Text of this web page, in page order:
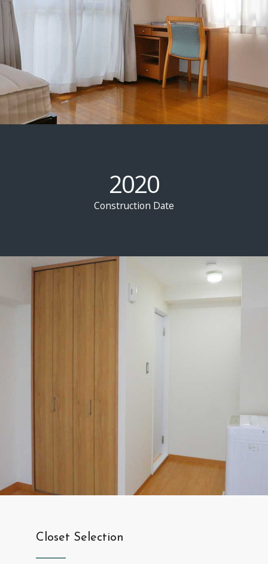
2020
Construction Date
Closet Selection